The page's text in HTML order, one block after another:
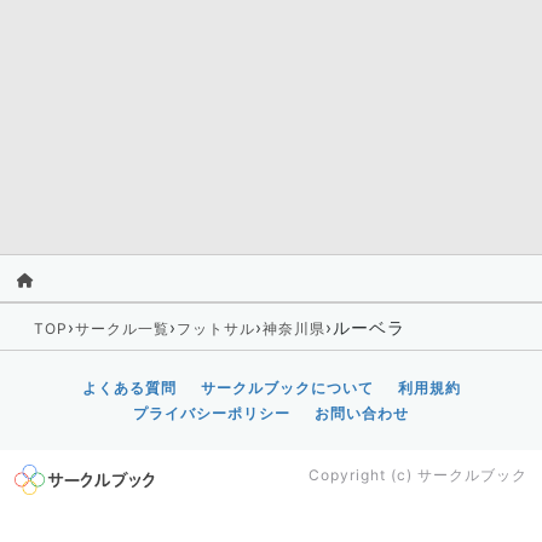
TOP ›サークル一覧› フットサル›神奈川県› ルーベラ
よくある質問 サークルブックについて
利用規約
プライバシーポリシー
お問い合わせ
Copyright (c) サークルブック